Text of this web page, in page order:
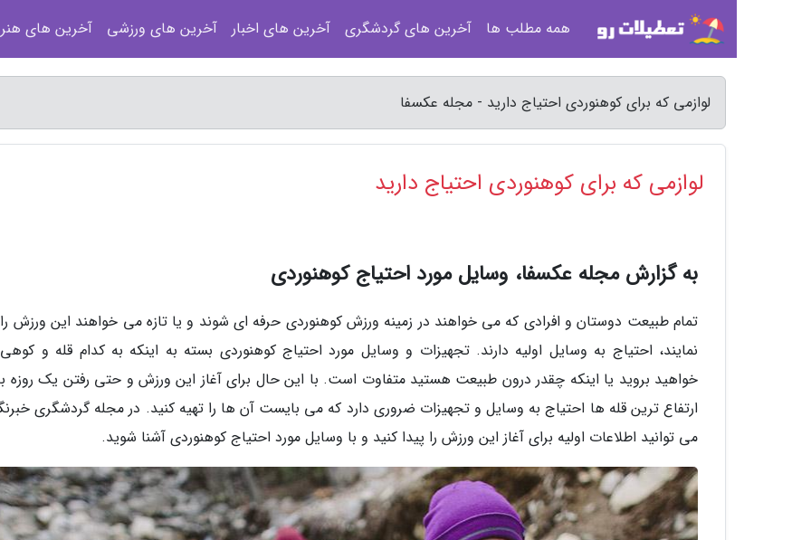
لوازمی که برای کوهنوردی احتیاج دارید - مجله عکسفا
لوازمی که برای کوهنوردی احتیاج دارید
به گزارش مجله عکسفا، وسایل مورد احتیاج کوهنوردی
تمام طبیعت دوستان و افرادی که می خواهند در زمینه ورزش کوهنوردی حرفه ای شوند و یا تازه می خواهند این ورزش را
نمایند، احتیاج به وسایل اولیه دارند. تجهیزات و وسایل مورد احتیاج کوهنوردی بسته به اینکه به کدام قله و
خواهید بروید یا اینکه چقدر درون طبیعت هستید متفاوت است. با این حال برای آغاز این ورزش و حتی رفتن یک روزه
ارتفاع ترین قله ها احتیاج به وسایل و تجهیزات ضروری دارد که می بایست آن ها را تهیه کنید. در مجله گردشگری
می توانید اطلاعات اولیه برای آغاز این ورزش را پیدا کنید و با وسایل مورد احتیاج کوهنوردی آشنا شوید.
همه مطلب ها آخرین های گردشگری آخرین های اخبار آخرین های ورزشی آخرین های هنر